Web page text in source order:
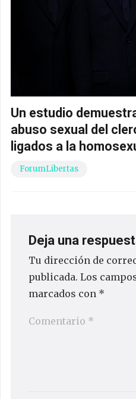
Un estudio
abuso sexual del
ligados a la
ForumLibertas
Deja una
Tu dirección de
publicada. Los
marcados con *